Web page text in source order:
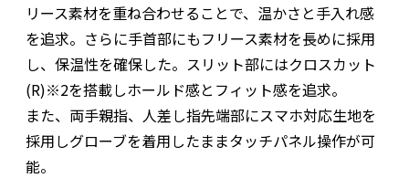
リース素材を重ね合わせることで、温かさと手入れ感
を追求。さらに手首部にもフリース素材を長めに採用
し、保温性を確保した。スリット部にはクロスカット
(R)※2を搭載しホールド感とフィット感を追求。
また、両手親指、人差し指先端部にスマホ対応生地を
採用しグローブを着用したままタッチパネル操作が可
能。